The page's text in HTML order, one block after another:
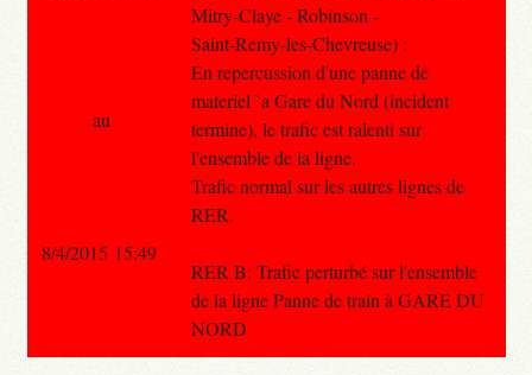
Mitry-Claye - Robinson -
Saint-Remy-les-Chevreuse) :
En repercussion d'une panne de
materiel `a Gare du Nord (incident
termine), le trafic est ralenti sur
l'ensemble de la ligne.
Trafic normal sur les autres lignes de
RER.
RER B: Trafic perturbé sur l'ensemble
de la ligne Panne de train à GARE DU
NORD
au
8/4/2015 15:49